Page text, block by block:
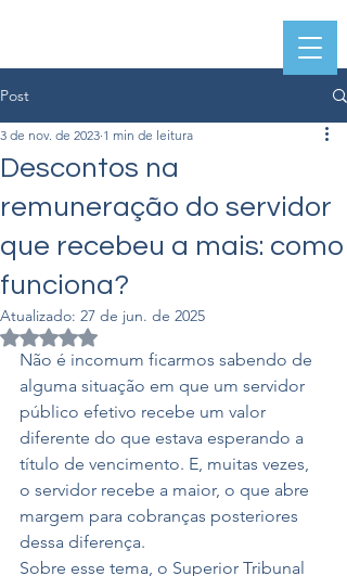
Post
Descontos na
remuneração do servidor
que recebeu a mais: como
funciona?
3 de nov. de 2023 1 min de leitura
Atualizado: 27 de jun. de 2025
Avaliado com NaN de 5 estrelas.
Não é incomum ficarmos sabendo de
alguma situação em que um servidor
público efetivo recebe um valor
diferente do que estava esperando a
título de vencimento. E, muitas vezes,
o servidor recebe a maior, o que abre
margem para cobranças posteriores
dessa diferença.
Sobre esse tema, o Superior Tribunal